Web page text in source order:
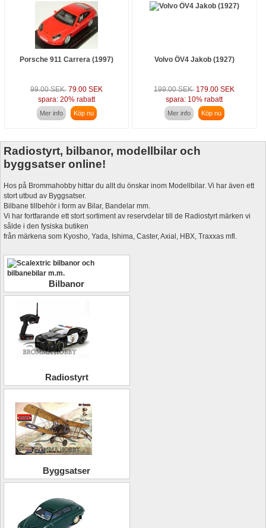
Porsche 911 Carrera (1997)
99.00 SEK 79.00 SEK
spara: 20% rabatt
Mer info
Köp nu
Volvo ÖV4 Jakob (1927)
199.00 SEK 179.00 SEK
spara: 10% rabatt
Mer info
Köp nu
Radiostyrt, bilbanor, modellbilar och
byggsatser online!
Hos på Brommahobby hittar du allt du önskar inom Modellbilar. Vi har även ett
stort utbud av Byggsatser.
Bilbane tillbehör i form av Bilar, Bandelar mm.
Vi har fortfarande ett stort sortiment av reservdelar till de Radiostyrt märken vi
sålde i den fysiska butiken
från märkena som Kyosho, Yada, Ishima, Caster, Axial, HBX, Traxxas mfl.
Bilbanor
Radiostyrt
Byggsatser